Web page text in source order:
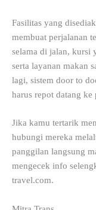
Fasilitas yang
membuat perjalanan
selama di jalan, kursi
serta layanan makan
lagi, sistem door to
harus repot datang
Jika kamu tertarik
hubungi mereka
panggilan langsung
mengecek info
travel.com.